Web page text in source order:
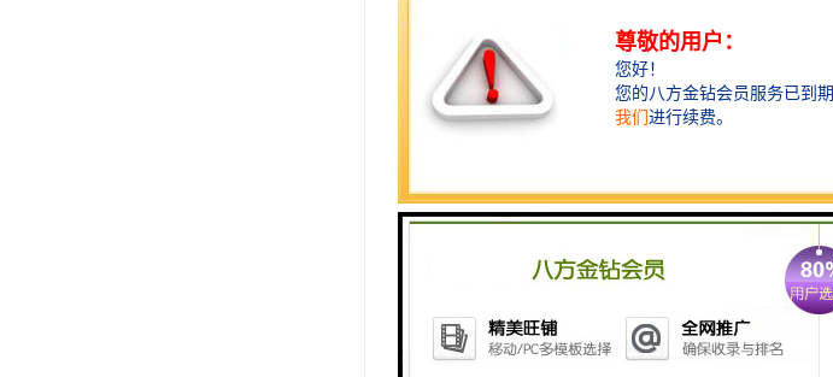
伟星管道冷热水管特点：
1、材料质量轻： 20°C时PP-R密度为0.9g/cm3左
工人的施工强度。